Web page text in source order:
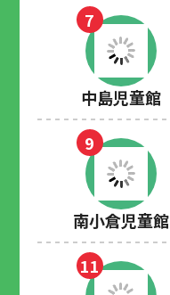
7
中島児童館
9
南小倉児童館
11